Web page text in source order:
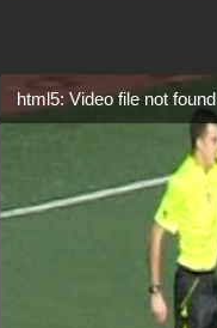
html5: Video file not found